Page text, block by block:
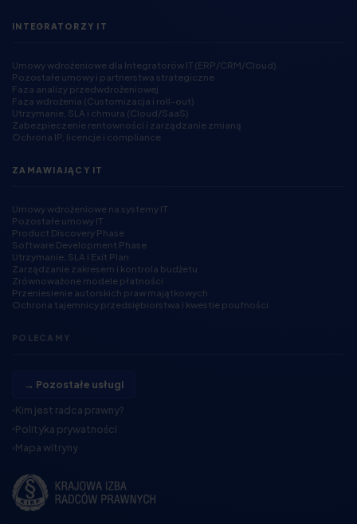
INTEGRATORZY IT
Umowy wdrożeniowe dla Integratorów IT (ERP/CRM/Cloud)
Pozostałe umowy i partnerstwa strategiczne
Faza analizy przedwdrożeniowej
Faza wdrożenia (Customizacja i roll-out)
Utrzymanie, SLA i chmura (Cloud/SaaS)
Zabezpieczenie rentowności i zarządzanie zmianą
Ochrona IP, licencje i compliance
ZAMAWIAJĄCY IT
Umowy wdrożeniowe na systemy IT
Pozostałe umowy IT
Product Discovery Phase
Software Development Phase
Utrzymanie, SLA i Exit Plan
Zarządzanie zakresem i kontrola budżetu
Zrównoważone modele płatności
Przeniesienie autorskich praw majątkowych
Ochrona tajemnicy przedsiębiorstwa i kwestie poufności
POLECAMY
→ Pozostałe usługi
Kim jest radca prawny?
Polityka prywatności
Mapa witryny